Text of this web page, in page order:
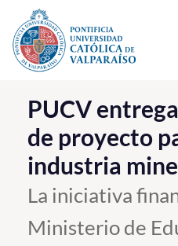
Click acá para ir directamente al
La Universidad
Investigación, Creación e
PUCV Internacional
Vinculación con el Medio
PUCV
de proyecto
industria
La iniciativa
Ministerio de